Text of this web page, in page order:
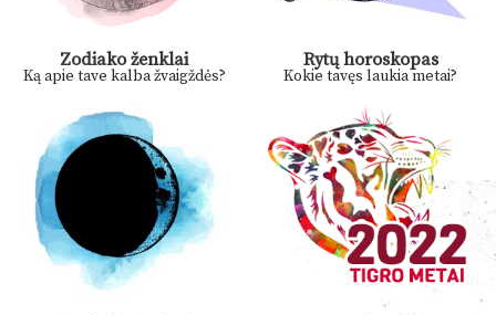
Zodiako ženklai
Ką apie tave kalba žvaigždės?
Rytų horoskopas
Kokie tavęs laukia metai?